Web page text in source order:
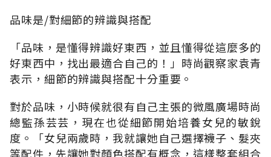
品味是/對細節的辨識與搭配
「品味，是懂得辨識好東西，並且懂得從這麼多的
好東西中，找出最適合自己的！」時尚觀察家袁青
表示，細節的辨識與搭配十分重要。
對於品味，小時候就很有自己主張的微風廣場時尚
總監孫芸芸，現在也從細節開始培養女兒的敏銳
度。「女兒兩歲時，我就讓她自己選擇襪子、髮夾
等配件，先讓她對顏色搭配有概念，這樣整套組合